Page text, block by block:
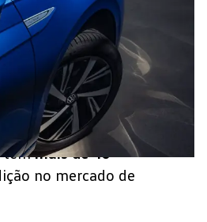
O Consórcio
temmais de 40
no mercado de